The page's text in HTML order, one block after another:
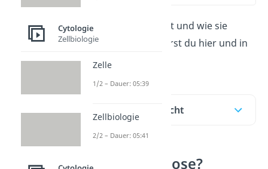
Was die
ist und wie sie
funktioniert, erfährst du hier und in
unserem
Inhaltsübersicht
Was ist Osmose?
Cytologie
Zellbiologie
Zelle
1/2 – Dauer: 05:39
Zellbiologie
2/2 – Dauer: 05:41